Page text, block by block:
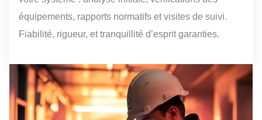
équipements, rapports normatifs et visites de suivi.
Fiabilité, rigueur, et tranquillité d’esprit garanties.